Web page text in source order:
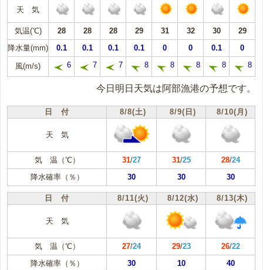
天 気
気温(℃) 28 28 28 29 31 32 30
29
降水量(mm)
0.1 0.1 0.1 0.1 0 0 0.1 0
風(m/s) 6 7 7 8 8 8 8 8
今日明日天気は阿部漁港の予想です。
日 付 8/8(土) 8/9(日) 8/10(月)
天 気
気 温（℃） 31/27 31/25 28/24
降水確率（％）
30 30 30
日 付 8/11(火) 8/12(水) 8/13(木)
天 気
気 温（℃） 27/24 29/23 26/22
降水確率（％）
30 10 40